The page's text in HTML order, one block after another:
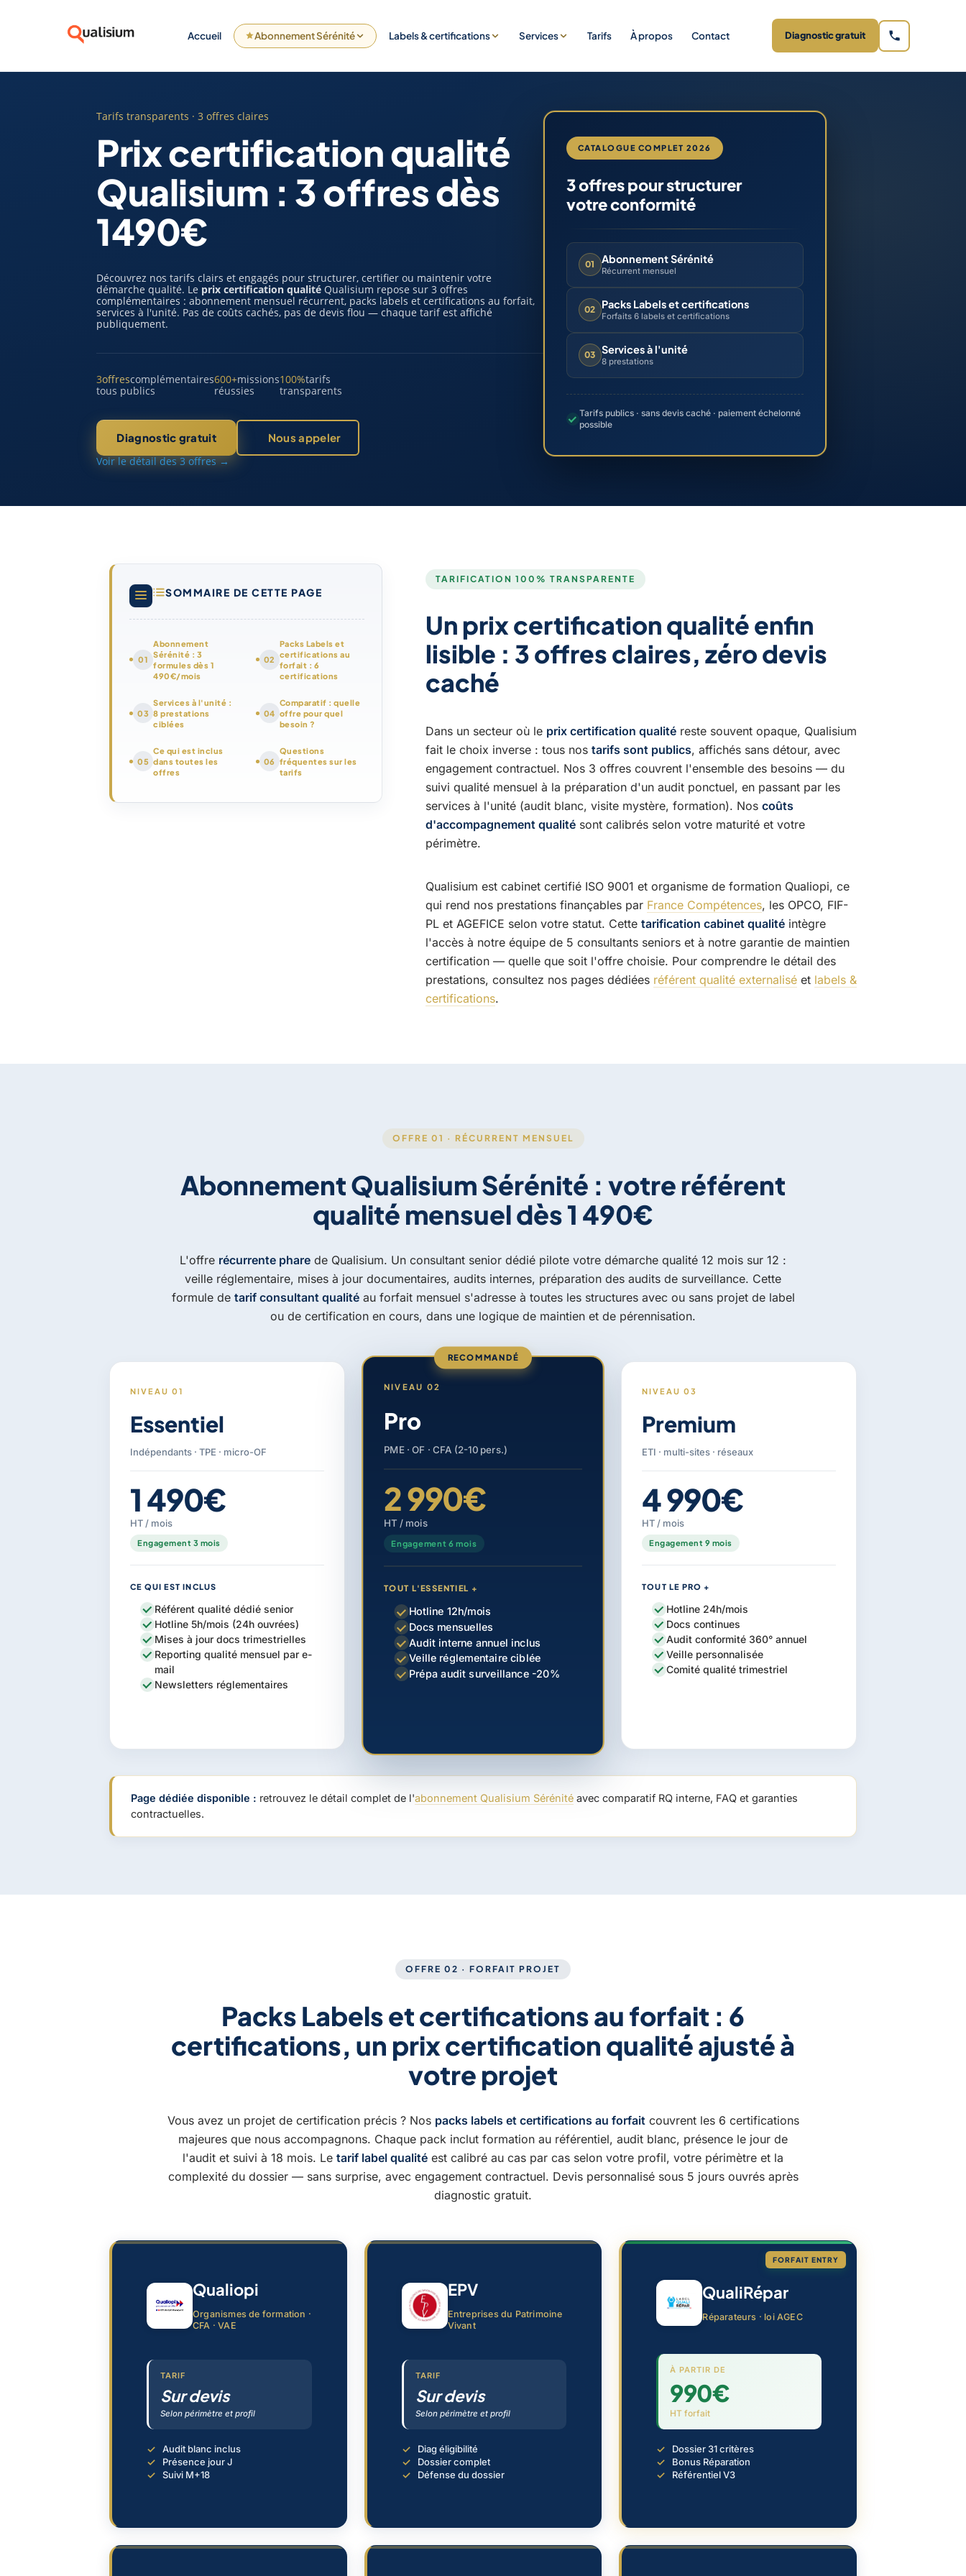
Accueil Abonnement Sérénité Labels & certifications Services Tarifs À propos Contact Diagnostic gratuit
Tarifs transparents · 3 offres claires
Prix certification qualité
Qualisium : 3 offres dès
1490€
Découvrez nos tarifs clairs et engagés pour structurer, certifier ou maintenir votre
démarche qualité. Le prix certification qualité Qualisium repose sur 3 offres
complémentaires : abonnement mensuel récurrent, packs labels et certifications au forfait,
services à l'unité. Pas de coûts cachés, pas de devis flou — chaque tarif est affiché
publiquement.
3offrescomplémentaires
tous publics
600+missions
réussies
100%tarifs
transparents
Diagnostic gratuit
Nous appeler
Voir le détail des 3 offres →
CATALOGUE COMPLET 2026
3 offres pour structurer
votre conformité
01 Abonnement Sérénité
Récurrent mensuel
02 Packs Labels et certifications
Forfaits 6 labels et certifications
03 Services à l'unité
8 prestations
Tarifs publics · sans devis caché · paiement échelonné
possible
SOMMAIRE DE CETTE PAGE
01
Abonnement
Sérénité : 3
formules dès 1
490€/mois
02
Packs Labels et
certifications au
forfait : 6
certifications
03
Services à l'unité :
8 prestations
ciblées
04
Comparatif : quelle
offre pour quel
besoin ?
05
Ce qui est inclus
dans toutes les
offres
06
Questions
fréquentes sur les
tarifs
TARIFICATION 100% TRANSPARENTE
Un prix certification qualité enfin
lisible : 3 offres claires, zéro devis
caché
Dans un secteur où le prix certification qualité reste souvent opaque, Qualisium
fait le choix inverse : tous nos tarifs sont publics, affichés sans détour, avec
engagement contractuel. Nos 3 offres couvrent l'ensemble des besoins — du
suivi qualité mensuel à la préparation d'un audit ponctuel, en passant par les
services à l'unité (audit blanc, visite mystère, formation). Nos coûts
d'accompagnement qualité sont calibrés selon votre maturité et votre
périmètre.
Qualisium est cabinet certifié ISO 9001 et organisme de formation Qualiopi, ce
qui rend nos prestations finançables par France Compétences, les OPCO, FIF-
PL et AGEFICE selon votre statut. Cette tarification cabinet qualité intègre
l'accès à notre équipe de 5 consultants seniors et à notre garantie de maintien
certification — quelle que soit l'offre choisie. Pour comprendre le détail des
prestations, consultez nos pages dédiées référent qualité externalisé et labels &
certifications.
OFFRE 01 · RÉCURRENT MENSUEL
Abonnement Qualisium Sérénité : votre référent
qualité mensuel dès 1 490€
L'offre récurrente phare de Qualisium. Un consultant senior dédié pilote votre démarche qualité 12 mois sur 12 :
veille réglementaire, mises à jour documentaires, audits internes, préparation des audits de surveillance. Cette
formule de tarif consultant qualitéau forfait mensuel s'adresse à toutes les structures avec ou sans projet de label
ou de certification en cours, dans une logique de maintien et de pérennisation.
NIVEAU 01
Essentiel
Indépendants · TPE · micro-OF
1 490€
HT / mois
Engagement 3 mois
CE QUI EST INCLUS
Référent qualité dédié senior
Hotline 5h/mois (24h ouvrées)
Mises à jour docs trimestrielles
Reporting qualité mensuel par e-
mail
Newsletters réglementaires
RECOMMANDÉ
NIVEAU 02
Pro
PME · OF · CFA (2-10 pers.)
2 990€
HT / mois
Engagement 6 mois
TOUT L'ESSENTIEL +
Hotline 12h/mois
Docs mensuelles
Audit interne annuel inclus
Veille réglementaire ciblée
Prépa audit surveillance -20%
NIVEAU 03
Premium
ETI · multi-sites · réseaux
4 990€
HT / mois
Engagement 9 mois
TOUT LE PRO +
Hotline 24h/mois
Docs continues
Audit conformité 360° annuel
Veille personnalisée
Comité qualité trimestriel
Page dédiée disponible : retrouvez le détail complet de l'abonnement Qualisium Sérénité avec comparatif RQ interne, FAQ et garanties
contractuelles.
OFFRE 02 · FORFAIT PROJET
Packs Labels et certifications au forfait : 6
certifications, un prix certification qualité ajusté à
votre projet
Vous avez un projet de certification précis ? Nos packs labels et certifications au forfait couvrent les 6 certifications
majeures que nous accompagnons. Chaque pack inclut formation au référentiel, audit blanc, présence le jour de
l'audit et suivi à 18 mois. Le tarif label qualité est calibré au cas par cas selon votre profil, votre périmètre et la
complexité du dossier — sans surprise, avec engagement contractuel. Devis personnalisé sous 5 jours ouvrés après
diagnostic gratuit.
Qualiopi
Organismes de formation ·
CFA · VAE
TARIF
Sur devis
Selon périmètre et profil
Audit blanc inclus
Présence jour J
Suivi M+18
EPV
Entreprises du Patrimoine
Vivant
TARIF
Sur devis
Selon périmètre et profil
Diag éligibilité
Dossier complet
Défense du dossier
FORFAIT ENTRY
QualiRépar
Réparateurs · loi AGEC
À PARTIR DE
990€
HT forfait
Dossier 31 critères
Bonus Réparation
Référentiel V3